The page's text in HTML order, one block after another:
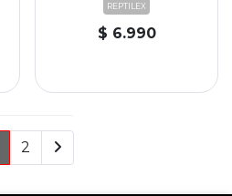
REPTILEX
$ 6.990
2